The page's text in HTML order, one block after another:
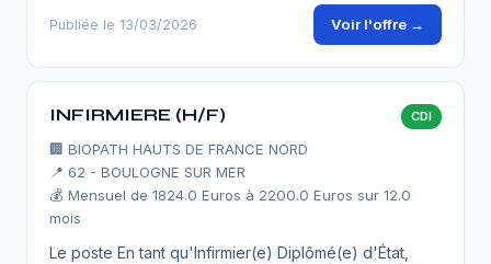
Publiée le 13/03/2026 Voir l'offre →
INFIRMIERE (H/F) CDI
🏢 BIOPATH HAUTS DE FRANCE NORD
📍 62 - BOULOGNE SUR MER
💰 Mensuel de 1824.0 Euros à 2200.0 Euros sur 12.0
mois
Le poste En tant qu'Infirmier(e) Diplômé(e) d'État,